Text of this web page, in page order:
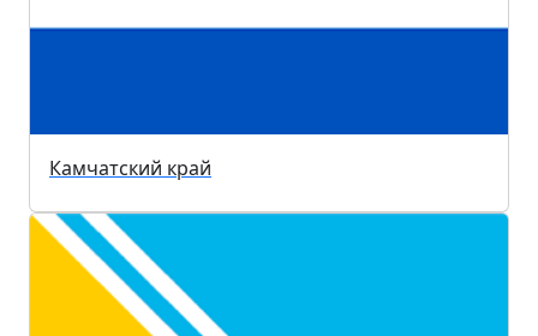
Камчатский край